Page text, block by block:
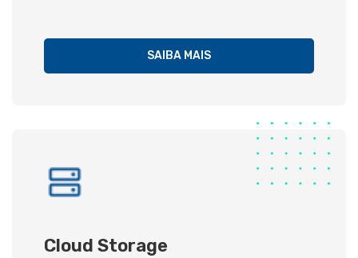
SAIBA MAIS
Cloud Storage